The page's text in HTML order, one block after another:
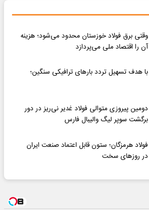
وقتی برق فولاد خوزستان محدود می‌شود؛ هزینه
آن را اقتصاد ملی می‌پردازد
با هدف تسهیل تردد بارهای ترافیکی سنگین؛
دومین پیروزی متوالی فولاد غدیر نی‌ریز در دور
برگشت سوپر لیگ والیبال فارس
فولاد هرمزگان؛ ستون قابل اعتماد صنعت ایران
در روزهای سخت